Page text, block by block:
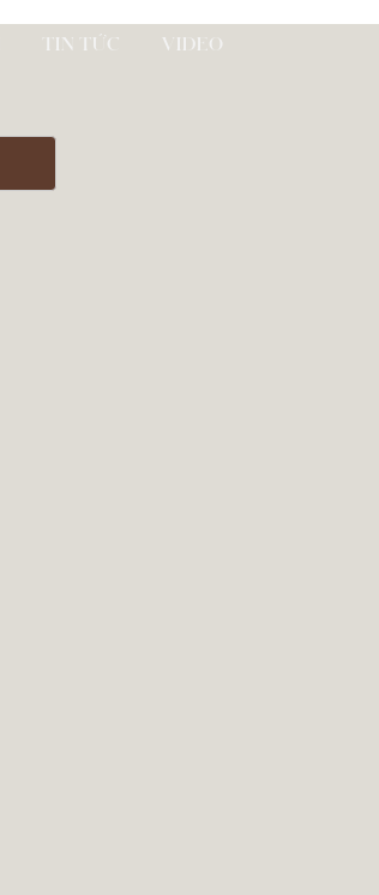
TIN TỨC VIDEO